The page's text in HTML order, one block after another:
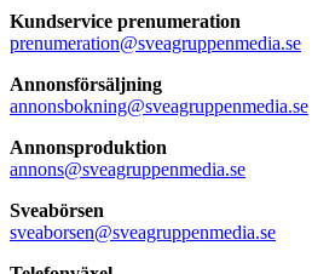
Kundservice prenumeration
prenumeration@sveagruppenmedia.se
Annonsförsäljning
annonsbokning@sveagruppenmedia.se
Annonsproduktion
annons@sveagruppenmedia.se
Sveabörsen
sveaborsen@sveagruppenmedia.se